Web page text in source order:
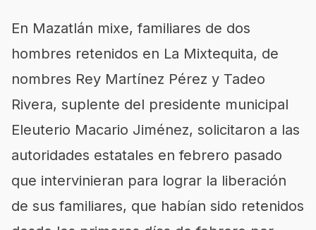
En Mazatlán mixe, familiares de dos
hombres retenidos en La Mixtequita, de
nombres Rey Martínez Pérez y Tadeo
Rivera, suplente del presidente municipal
Eleuterio Macario Jiménez, solicitaron a las
autoridades estatales en febrero pasado
que intervinieran para lograr la liberación
de sus familiares, que habían sido retenidos